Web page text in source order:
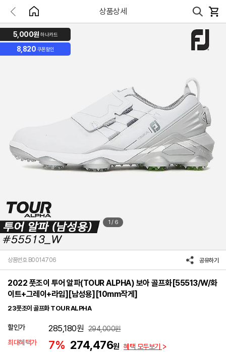
상품상세
5,000원 하나카드
8,820 쿠폰할인
1 / 6
상품번호 B0014706 공유하기
2022 풋조이 투어 알파(TOUR ALPHA) 보아 골프화[55513/W/화
이트+그레이+라임][남성용][10mm작게]
23풋조이 골프화 TOUR ALPHA
할인가 285,180원 294,000원
최대혜택가
7% 274,476원 혜택 모두보기